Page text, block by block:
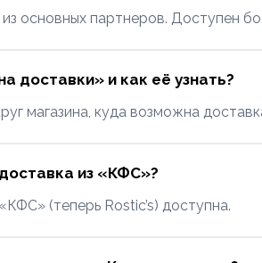
основных партнеров. Доступен
доставки» и как её узнать?
магазина, куда возможна
из «КФС»?
(теперь Rostic’s) доступна.